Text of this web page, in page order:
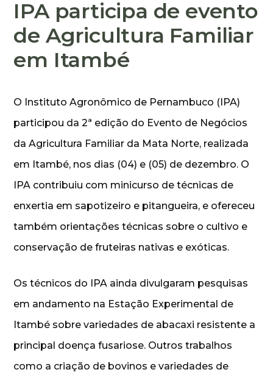
IPA participa de evento
de Agricultura Familiar
em Itambé
O Instituto Agronômico de Pernambuco (IPA)
participou da 2ª edição do Evento de Negócios
da Agricultura Familiar da Mata Norte, realizada
em Itambé, nos dias (04) e (05) de dezembro. O
IPA contribuiu com minicurso de técnicas de
enxertia em sapotizeiro e pitangueira, e ofereceu
também orientações técnicas sobre o cultivo e
conservação de fruteiras nativas e exóticas.
Os técnicos do IPA ainda divulgaram pesquisas
em andamento na Estação Experimental de
Itambé sobre variedades de abacaxi resistente a
principal doença fusariose. Outros trabalhos
como a criação de bovinos e variedades de